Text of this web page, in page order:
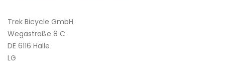
Trek Bicycle GmbH
Wegastraße 8 C
DE 6116 Halle
LG